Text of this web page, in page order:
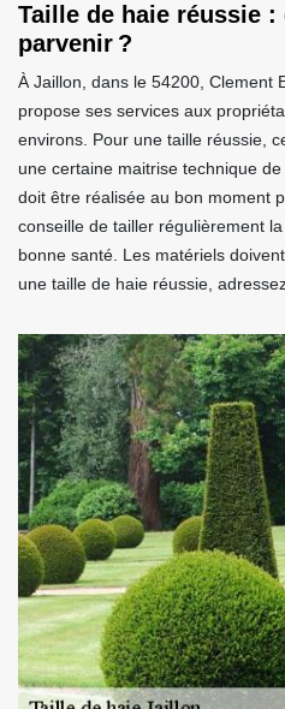
Taille de haie réussie :
parvenir ?
À Jaillon, dans le 54200, Clement
propose ses services aux
environs. Pour une taille réussie,
une certaine maitrise technique
doit être réalisée au bon moment
conseille de tailler régulièrement
bonne santé. Les matériels
une taille de haie réussie,